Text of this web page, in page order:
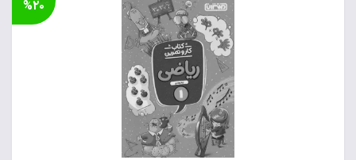
بود.
۵۶۰,۰۰۰ تومان.
%۲۰